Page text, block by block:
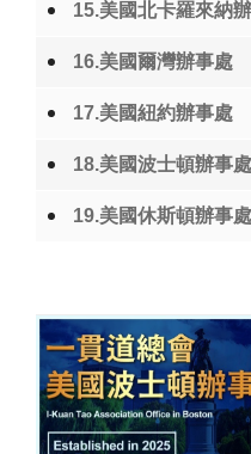
15.美國北卡羅來納
16.美國爾灣辦事處
17.美國紐約辦事處
18.美國波士頓辦事處
19.美國休斯頓辦事處